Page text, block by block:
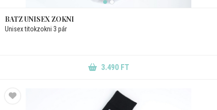
BATZ UNISEX ZOKNI
Unisex titokzokni 3 pár
3.490 FT